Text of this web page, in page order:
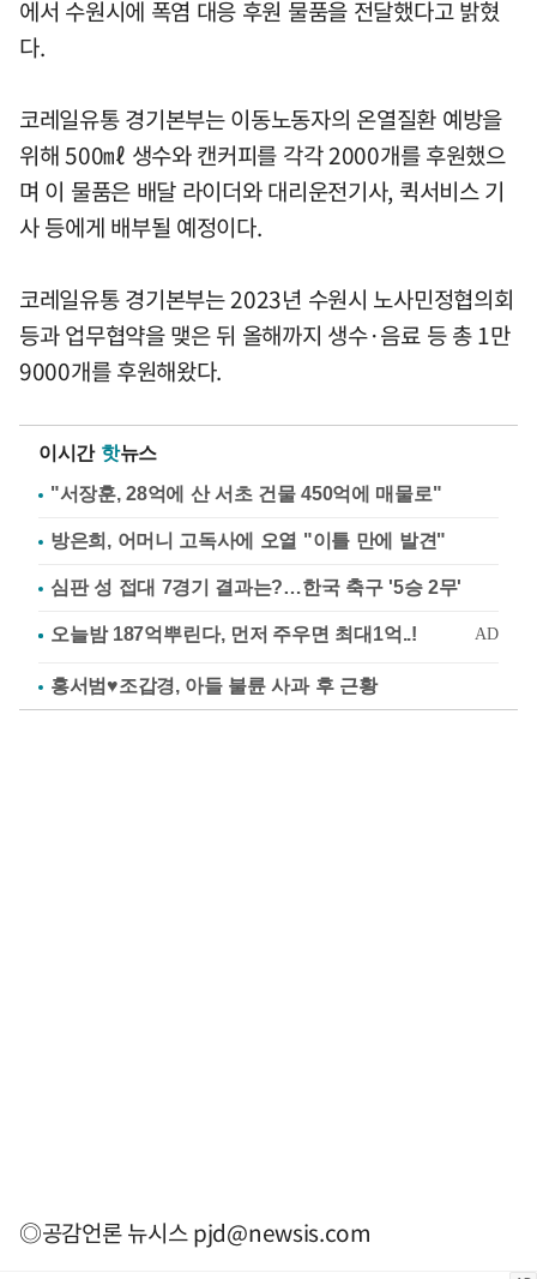
에서 수원시에 폭염 대응 후원 물품을 전달했다고 밝혔
다.
코레일유통 경기본부는 이동노동자의 온열질환 예방을
위해 500㎖ 생수와 캔커피를 각각 2000개를 후원했으
며 이 물품은 배달 라이더와 대리운전기사, 퀵서비스 기
사 등에게 배부될 예정이다.
코레일유통 경기본부는 2023년 수원시 노사민정협의회
등과 업무협약을 맺은 뒤 올해까지 생수·음료 등 총 1만
9000개를 후원해왔다.
이시간 핫뉴스
"서장훈, 28억에 산 서초 건물 450억에 매물로"
방은희, 어머니 고독사에 오열 "이틀 만에 발견"
심판 성 접대 7경기 결과는?…한국 축구 '5승 2무'
홍서범♥조갑경, 아들 불륜 사과 후 근황
◎공감언론 뉴시스pjd@newsis.com